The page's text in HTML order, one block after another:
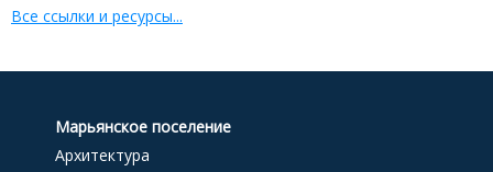
Все ссылки и ресурсы...
Марьянское поселение
Архитектура